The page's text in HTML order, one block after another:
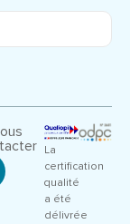
La
certification
qualité
a été
délivrée